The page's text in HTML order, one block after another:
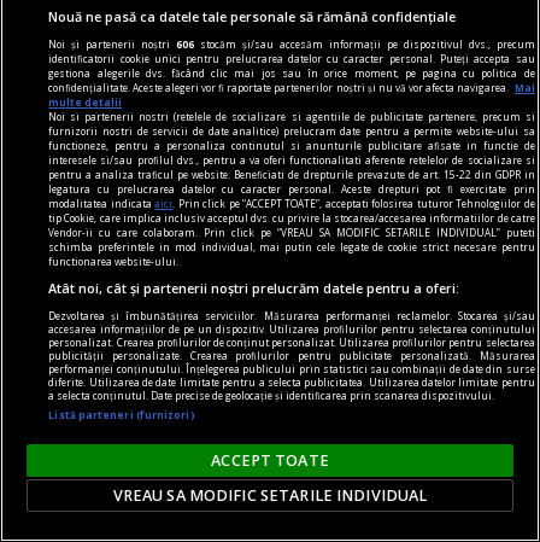
Partidul condus de Peter Magyar l-a propus pe
fostul președinte al Curții Supreme pentru
președinția Ungariei
Premierul Ungariei, Péter Magyar, a anunțat
sâmbătă, 8 august, că partidul său, TISZA, l-a
propus pe András Baka, fostul președinte al
Curții Supreme, pentru funcția de președinte al
Ungariei.
Nouă ne pasă ca datele tale personale să rămână confidențiale
Noi și partenerii noștri606 stocăm și/sau accesăm informații pe dispozitivul dvs., precum
identificatorii cookie unici pentru prelucrarea datelor cu caracter personal. Puteți accepta sau
gestiona alegerile dvs. făcând clic mai jos sau în orice moment, pe pagina cu politica de
confidențialitate. Aceste alegeri vor fi raportate partenerilor noștri și nu vă vor afecta navigarea.
Mai
multe detalii
Noi si partenerii nostri (retelele de socializare si agentiile de publicitate partenere, precum si
furnizorii nostri de servicii de date analitice) prelucram date pentru a permite website-ului sa
functioneze, pentru a personaliza continutul si anunturile publicitare afisate in functie de
interesele si/sau profilul dvs., pentru a va oferi functionalitati aferente retelelor de socializare si
pentru a analiza traficul pe website. Beneficiati de drepturile prevazute de art. 15-22 din GDPR in
legatura cu prelucrarea datelor cu caracter personal. Aceste drepturi pot fi exercitate prin
modalitatea indicataaici
. Prin click pe “ACCEPT TOATE”, acceptati folosirea tuturor Tehnologiilor de
tip Cookie, care implica inclusiv acceptul dvs. cu privire la stocarea/accesarea informatiilor de catre
Vendor-ii cu care colaboram. Prin click pe “VREAU SA MODIFIC SETARILE INDIVIDUAL” puteti
schimba preferintele in mod individual, mai putin cele legate de cookie strict necesare pentru
functionarea website-ului.
Atât noi, cât și partenerii noștri prelucrăm datele pentru a oferi:
Dezvoltarea și îmbunătățirea serviciilor. Măsurarea performanței reclamelor. Stocarea și/sau
accesarea informațiilor de pe un dispozitiv. Utilizarea profilurilor pentru selectarea conținutului
personalizat. Crearea profilurilor de conținut personalizat. Utilizarea profilurilor pentru selectarea
publicității personalizate. Crearea profilurilor pentru publicitate personalizată. Măsurarea
performanței conținutului. Înțelegerea publicului prin statistici sau combinații de date din surse
diferite. Utilizarea de date limitate pentru a selecta publicitatea. Utilizarea datelor limitate pentru
a selecta conținutul. Date precise de geolocație și identificarea prin scanarea dispozitivului.
Listă parteneri (furnizori)
ACCEPT TOATE
VREAU SA MODIFIC SETARILE INDIVIDUAL